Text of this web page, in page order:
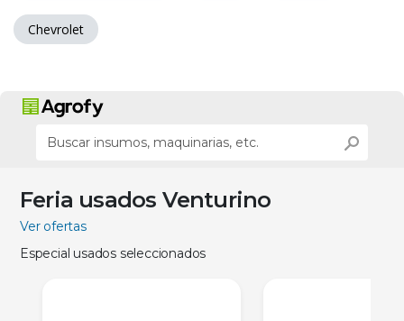
Chevrolet
Feria usados Venturino
Ver ofertas
Especial usados seleccionados